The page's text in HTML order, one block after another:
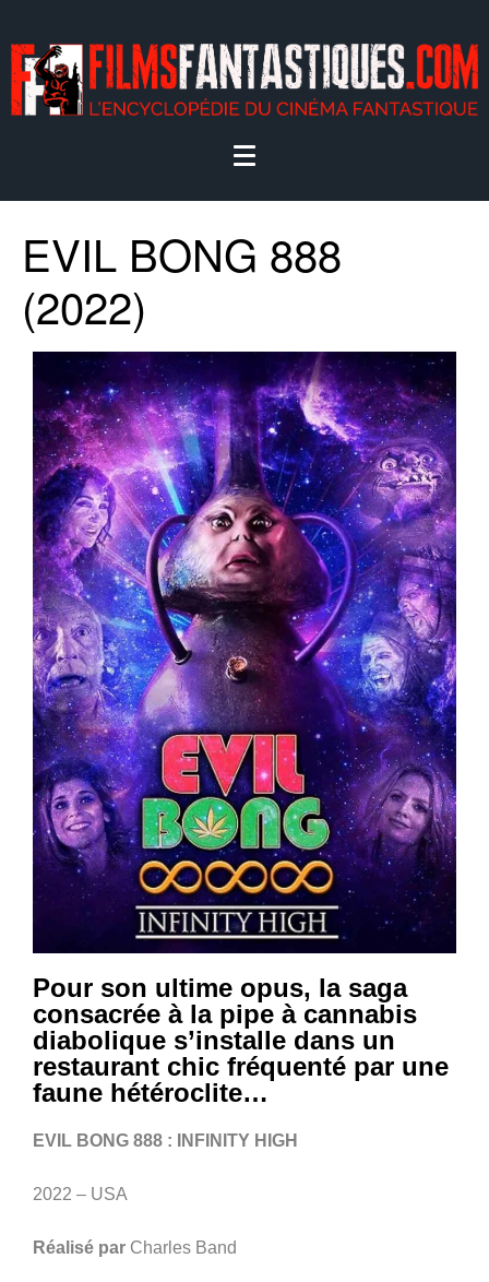
EVIL BONG 888
(2022)
Pour son ultime opus, la saga
consacrée à la pipe à cannabis
diabolique s’installe dans un
restaurant chic fréquenté par une
faune hétéroclite…
EVIL BONG 888 : INFINITY HIGH
2022 – USA
Réalisé par Charles Band